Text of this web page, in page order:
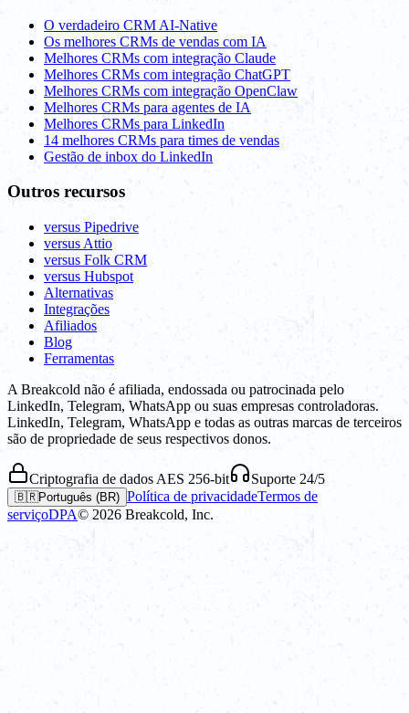
O verdadeiro CRM AI-Native
Os melhores CRMs de vendas com IA
Melhores CRMs com integração Claude
Melhores CRMs com integração ChatGPT
Melhores CRMs com integração OpenClaw
Melhores CRMs para agentes de IA
Melhores CRMs para LinkedIn
14 melhores CRMs para times de vendas
Gestão de inbox do LinkedIn
Outros recursos
versus Pipedrive
versus Attio
versus Folk CRM
versus Hubspot
Alternativas
Integrações
Afiliados
Blog
Ferramentas
A Breakcold não é afiliada, endossada ou patrocinada pelo
LinkedIn, Telegram, WhatsApp ou suas empresas controladoras.
LinkedIn, Telegram, WhatsApp e todas as outras marcas de terceiros
são de propriedade de seus respectivos donos.
Criptografia de dados AES 256-bit Suporte 24/5
🇧🇷Português (BR) Política de privacidadeTermos de
serviçoDPA© 2026 Breakcold, Inc.